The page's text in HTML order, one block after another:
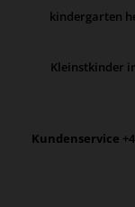
kindergarten
Kleinstkinder
Kundenservice